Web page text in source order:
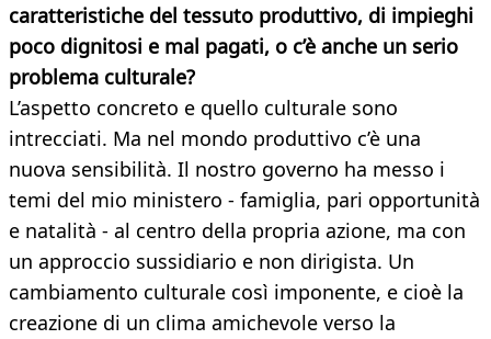
caratteristiche del tessuto produttivo, di impieghi
poco dignitosi e mal pagati, o c’è anche un serio
problema culturale?
L’aspetto concreto e quello culturale sono
intrecciati. Ma nel mondo produttivo c’è una
nuova sensibilità. Il nostro governo ha messo i
temi del mio ministero - famiglia, pari opportunità
e natalità - al centro della propria azione, ma con
un approccio sussidiario e non dirigista. Un
cambiamento culturale così imponente, e cioè la
creazione di un clima amichevole verso la